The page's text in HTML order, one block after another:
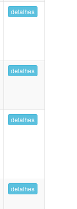
detalhes
detalhes
detalhes
detalhes